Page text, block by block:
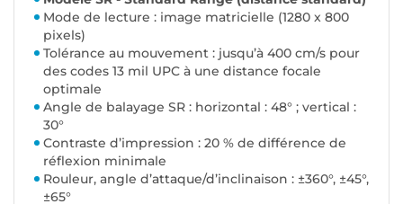
Mode de lecture : image matricielle (1280 x 800
pixels)
Tolérance au mouvement : jusqu’à 400 cm/s pour
des codes 13 mil UPC à une distance focale
optimale
Angle de balayage SR : horizontal : 48° ; vertical :
30°
Contraste d’impression : 20 % de différence de
réflexion minimale
Rouleur, angle d’attaque/d’inclinaison : ±360°, ±45°,
±65°